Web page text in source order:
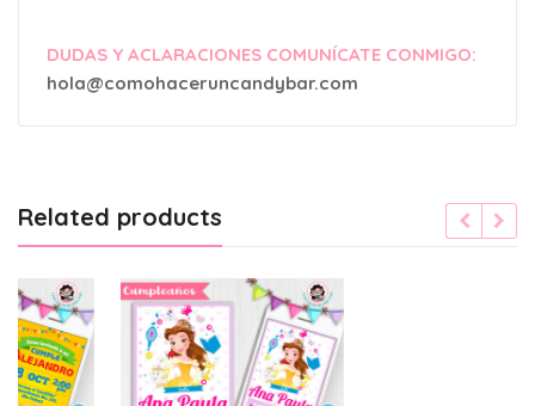
DUDAS Y ACLARACIONES COMUNÍCATE CONMIGO:
hola@comohaceruncandybar.com
Related products